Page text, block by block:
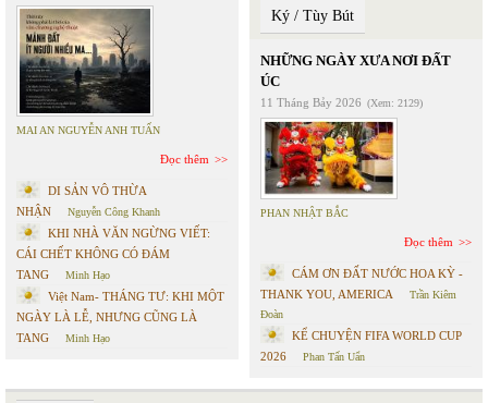
MAI AN NGUYỄN ANH TUẤN
Đọc thêm
DI SẢN VÔ THỪA
NHẬN
Nguyễn Công Khanh
KHI NHÀ VĂN NGỪNG VIẾT:
CÁI CHẾT KHÔNG CÓ ĐÁM
TANG
Minh Hạo
Việt Nam- THÁNG TƯ: KHI MỘT
NGÀY LÀ LỄ, NHƯNG CŨNG LÀ
TANG
Minh Hạo
Ký / Tùy Bút
NHỮNG NGÀY XƯA NƠI ĐẤT
ÚC
11 Tháng Bảy 2026 (Xem: 2129)
PHAN NHẬT BẮC
Đọc thêm
CÁM ƠN ĐẤT NƯỚC HOA KỲ -
THANK YOU, AMERICA
Trần Kiêm
Đoàn
KỂ CHUYỆN FIFA WORLD CUP
2026
Phan Tấn Uẩn